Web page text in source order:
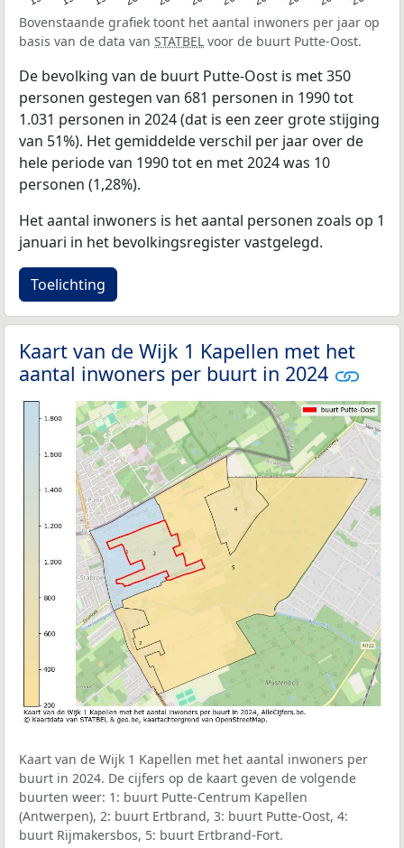
Bovenstaande grafiek toont het aantal inwoners per jaar op
basis van de data van STATBEL voor de buurt Putte-Oost.
De bevolking van de buurt Putte-Oost is met 350
personen gestegen van 681 personen in 1990 tot
1.031 personen in 2024 (dat is een zeer grote stijging
van 51%). Het gemiddelde verschil per jaar over de
hele periode van 1990 tot en met 2024 was 10
personen (1,28%).
Het aantal inwoners is het aantal personen zoals op 1
januari in het bevolkingsregister vastgelegd.
Toelichting
Kaart van de Wijk 1 Kapellen met het
aantal inwoners per buurt in 2024
Kaart van de Wijk 1 Kapellen met het aantal inwoners per
buurt in 2024. De cijfers op de kaart geven de volgende
buurten weer: 1: buurt Putte-Centrum Kapellen
(Antwerpen), 2: buurt Ertbrand, 3: buurt Putte-Oost, 4:
buurt Rijmakersbos, 5: buurt Ertbrand-Fort.